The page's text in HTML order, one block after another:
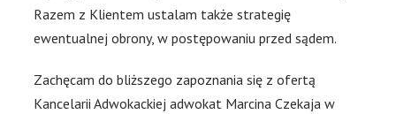
Razem z Klientem ustalam także strategię
ewentualnej obrony, w postępowaniu przed sądem.
Zachęcam do bliższego zapoznania się z ofertą
Kancelarii Adwokackiej adwokat Marcina Czekaja w